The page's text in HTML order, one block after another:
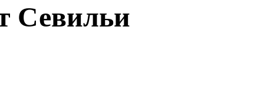
Севильи